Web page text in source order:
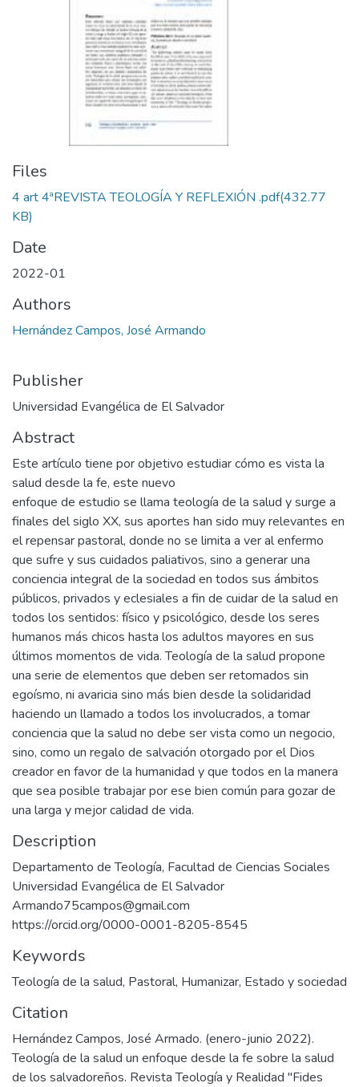
Files
4 art 4ªREVISTA TEOLOGÍA Y REFLEXIÓN .pdf(432.77
KB)
Date
2022-01
Authors
Hernández Campos, José Armando
Publisher
Universidad Evangélica de El Salvador
Abstract
Este artículo tiene por objetivo estudiar cómo es vista la
salud desde la fe, este nuevo
enfoque de estudio se llama teología de la salud y surge a
finales del siglo XX, sus aportes han sido muy relevantes en
el repensar pastoral, donde no se limita a ver al enfermo
que sufre y sus cuidados paliativos, sino a generar una
conciencia integral de la sociedad en todos sus ámbitos
públicos, privados y eclesiales a fin de cuidar de la salud en
todos los sentidos: físico y psicológico, desde los seres
humanos más chicos hasta los adultos mayores en sus
últimos momentos de vida. Teología de la salud propone
una serie de elementos que deben ser retomados sin
egoísmo, ni avaricia sino más bien desde la solidaridad
haciendo un llamado a todos los involucrados, a tomar
conciencia que la salud no debe ser vista como un negocio,
sino, como un regalo de salvación otorgado por el Dios
creador en favor de la humanidad y que todos en la manera
que sea posible trabajar por ese bien común para gozar de
una larga y mejor calidad de vida.
Description
Departamento de Teología, Facultad de Ciencias Sociales
Universidad Evangélica de El Salvador
Armando75campos@gmail.com
https://orcid.org/0000-0001-8205-8545
Keywords
Teología de la salud, Pastoral, Humanizar, Estado y sociedad
Citation
Hernández Campos, José Armado. (enero-junio 2022).
Teología de la salud un enfoque desde la fe sobre la salud
de los salvadoreños. Revista Teología y Realidad "Fides